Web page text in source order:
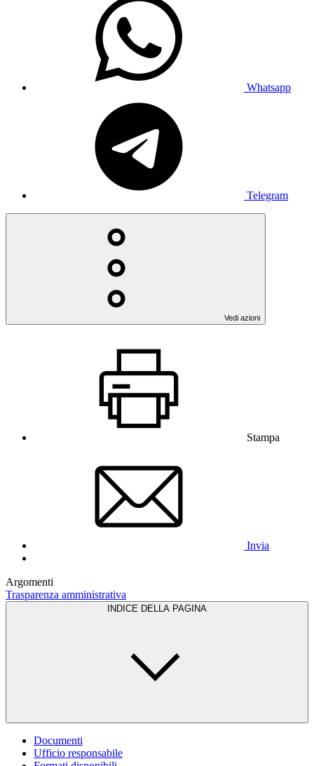
Whatsapp
Telegram
Vedi azioni
Stampa
Invia
Argomenti
Trasparenza amministrativa
INDICE DELLA PAGINA
Documenti
Ufficio responsabile